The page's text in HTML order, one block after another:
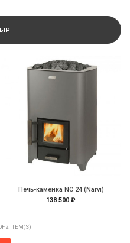
Печь-каменка NC 24 (Narvi)
138 500 ₽
2 ITEM(S)